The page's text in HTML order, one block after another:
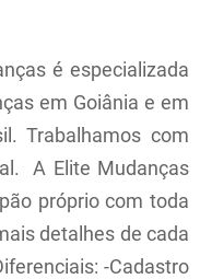
é especializada
em Goiânia e em
Trabalhamos com
A Elite Mudanças
próprio com toda
detalhes de cada
-Cadastro